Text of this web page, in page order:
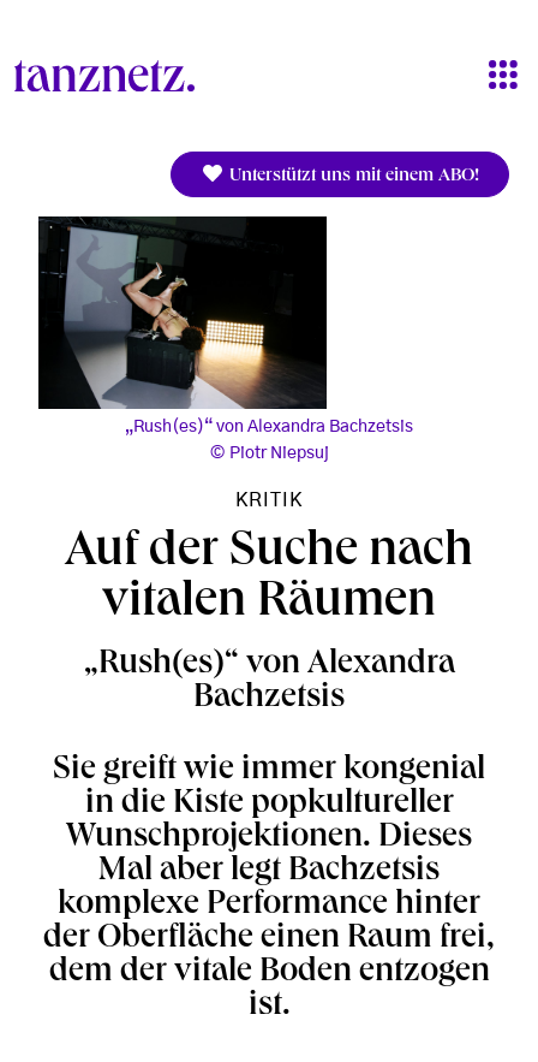
Unterstützt uns mit einem ABO!
„Rush(es)“ von Alexandra Bachzetsis
Piotr Niepsuj
KRITIK
Auf der Suche nach
vitalen Räumen
„Rush(es)“ von Alexandra
Bachzetsis
Sie greift wie immer kongenial
in die Kiste popkultureller
Wunschprojektionen. Dieses
Mal aber legt Bachzetsis
komplexe Performance hinter
der Oberfläche einen Raum frei,
dem der vitale Boden entzogen
ist.